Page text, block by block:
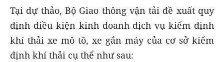
Tại dự thảo, Bộ Giao thông vận tải đề xuất quy
định điều kiện kinh doanh dịch vụ kiểm định
khí thải xe mô tô, xe gắn máy của cơ sở kiểm
định khí thải cụ thể như sau: